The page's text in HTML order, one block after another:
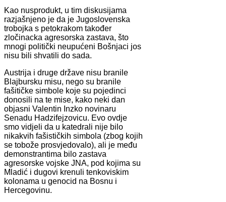
Kao nusprodukt, u tim diskusijama
razjašnjeno je da je Jugoslovenska
trobojka s petokrakom također
zločinacka agresorska zastava, što
mnogi politički neupućeni Bošnjaci jos
nisu bili shvatili do sada.
Austrija i druge države nisu branile
Blajbursku misu, nego su branile
fašitičke simbole koje su pojedinci
donosili na te mise, kako neki dan
objasni Valentin Inzko novinaru
Senadu Hadzifejzovicu. Evo ovdje
smo vidjeli da u katedrali nije bilo
nikakvih fašističkih simbola (zbog kojih
se tobože prosvjedovalo), ali je među
demonstrantima bilo zastava
agresorske vojske JNA, pod kojima su
Mladić i dugovi krenuli tenkoviskim
kolonama u genocid na Bosnu i
Hercegovinu.